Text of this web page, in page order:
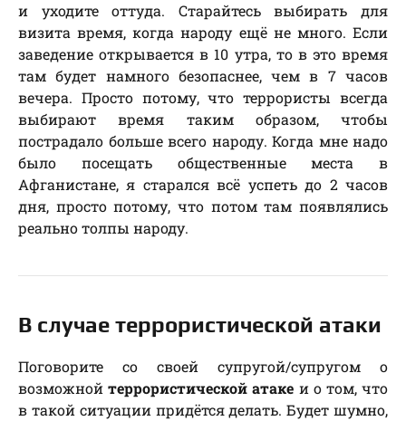
и уходите оттуда. Старайтесь выбирать для
визита время, когда народу ещё не много. Если
заведение открывается в 10 утра, то в это время
там будет намного безопаснее, чем в 7 часов
вечера. Просто потому, что террористы всегда
выбирают время таким образом, чтобы
пострадало больше всего народу. Когда мне надо
было посещать общественные места в
Афганистане, я старался всё успеть до 2 часов
дня, просто потому, что потом там появлялись
реально толпы народу.
В случае террористической атаки
Поговорите со своей супругой/супругом о
возможнойтеррористической атаке и о том, что
в такой ситуации придётся делать. Будет шумно,